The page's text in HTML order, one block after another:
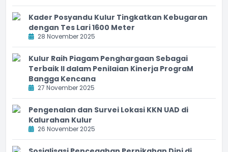
Kader Posyandu Kulur Tingkatkan Kebugaran
dengan Tes Lari 1600 Meter
28 November 2025
Kulur Raih Piagam Penghargaan Sebagai
Terbaik II dalam Penilaian Kinerja PrograM
Bangga Kencana
27 November 2025
Pengenalan dan Survei Lokasi KKN UAD di
Kalurahan Kulur
26 November 2025